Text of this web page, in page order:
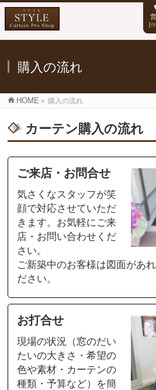
[
購入の流れ
HOME » 購入の流れ
カーテン購入の流れ
ご来店・お問合せ
気さくなスタッフが笑
顔で対応させていただ
きます。お気軽にご来
店・お問い合わせくだ
さい。
ご新築中のお客様は図面があ
ださい。
お打合せ
現場の状況（窓のだい
たいの大きさ・希望の
色や素材・カーテンの
種類・予算など）を簡